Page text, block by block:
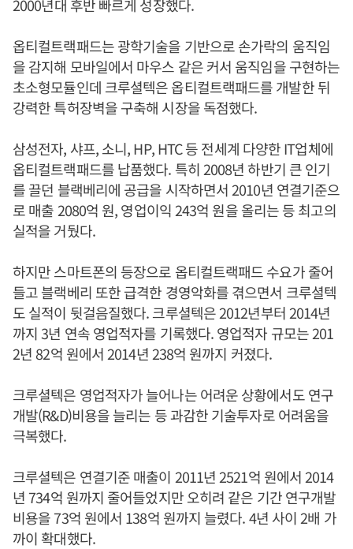
2000년대 후반 빠르게 성장했다.
옵티컬트랙패드는 광학기술을 기반으로 손가락의 움직임
을 감지해 모바일에서 마우스 같은 커서 움직임을 구현하는
초소형모듈인데 크루셜텍은 옵티컬트랙패드를 개발한 뒤
강력한 특허장벽을 구축해 시장을 독점했다.
삼성전자, 샤프, 소니, HP, HTC 등 전세계 다양한 IT업체에
옵티컬트랙패드를 납품했다. 특히 2008년 하반기 큰 인기
를 끌던 블랙베리에 공급을 시작하면서 2010년 연결기준으
로 매출 2080억 원, 영업이익 243억 원을 올리는 등 최고의
실적을 거뒀다.
하지만 스마트폰의 등장으로 옵티컬트랙패드 수요가 줄어
들고 블랙베리 또한 급격한 경영악화를 겪으면서 크루셜텍
도 실적이 뒷걸음질했다. 크루셜텍은 2012년부터 2014년
까지 3년 연속 영업적자를 기록했다. 영업적자 규모는 201
2년 82억 원에서 2014년 238억 원까지 커졌다.
크루셜텍은 영업적자가 늘어나는 어려운 상황에서도 연구
개발(R&D)비용을 늘리는 등 과감한 기술투자로 어려움을
극복했다.
크루셜텍은 연결기준 매출이 2011년 2521억 원에서 2014
년 734억 원까지 줄어들었지만 오히려 같은 기간 연구개발
비용을 73억 원에서 138억 원까지 늘렸다. 4년 사이 2배 가
까이 확대했다.